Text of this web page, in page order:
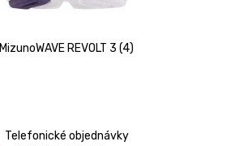
MizunoWAVE REVOLT 3 (4)
Telefonické objednávky